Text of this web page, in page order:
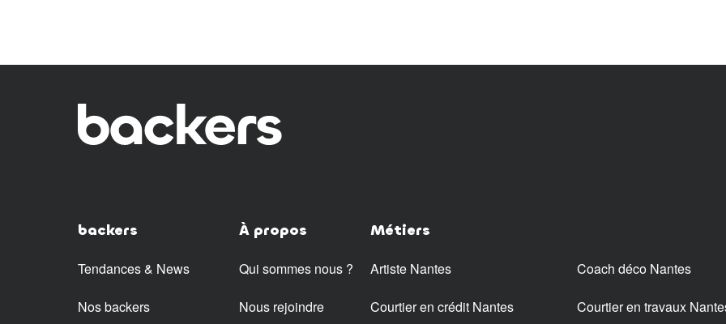
backers
Tendances & News
Nos backers
À propos
Qui sommes nous ?
Nous rejoindre
Métiers
Artiste Nantes Coach déco Nantes
Courtier en crédit Nantes Courtier en travaux